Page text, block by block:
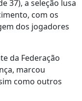
37), a seleção lusa
com os
dos jogadores
da Federação
marcou
como outros